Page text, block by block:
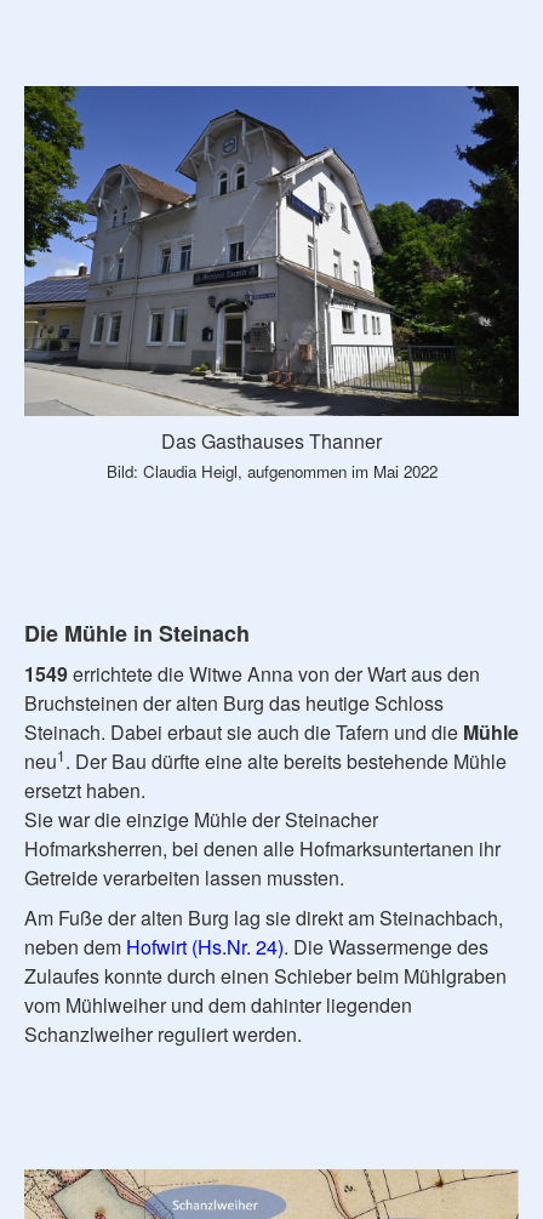
Das Gasthauses Thanner
Bild: Claudia Heigl, aufgenommen im Mai 2022
Die Mühle in Steinach
1549errichtete die Witwe Anna von der Wart aus den
Bruchsteinen der alten Burg das heutige Schloss
Steinach. Dabei erbaut sie auch die Tafern und die Mühle
neu1. Der Bau dürfte eine alte bereits bestehende Mühle
ersetzt haben.
Sie war die einzige Mühle der Steinacher
Hofmarksherren, bei denen alle Hofmarksuntertanen ihr
Getreide verarbeiten lassen mussten.
Am Fuße der alten Burg lag sie direkt am Steinachbach,
neben dem Hofwirt (Hs.Nr. 24). Die Wassermenge des
Zulaufes konnte durch einen Schieber beim Mühlgraben
vom Mühlweiher und dem dahinter liegenden
Schanzlweiher reguliert werden.